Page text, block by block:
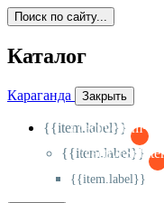
Поиск по сайту...
Каталог
Караганда Закрыть
{{item.label}}
{{item.label}}
{{item.label}}